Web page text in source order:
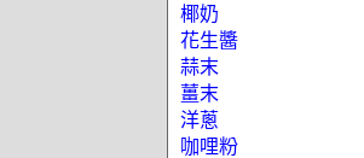
椰奶
花生醬
蒜末
薑末
洋蔥
咖哩粉